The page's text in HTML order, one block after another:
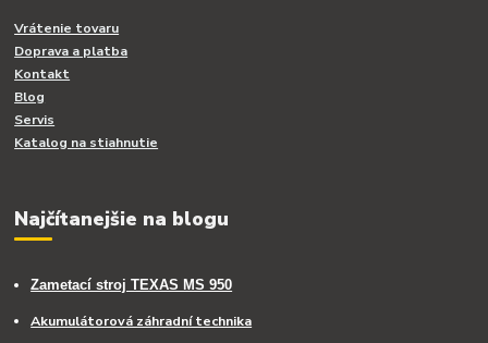
Vrátenie tovaru
Doprava a platba
Kontakt
Blog
Servis
Katalog na stiahnutie
Najčítanejšie na blogu
Zametací stroj TEXAS MS 950
Akumulátorová záhradní technika